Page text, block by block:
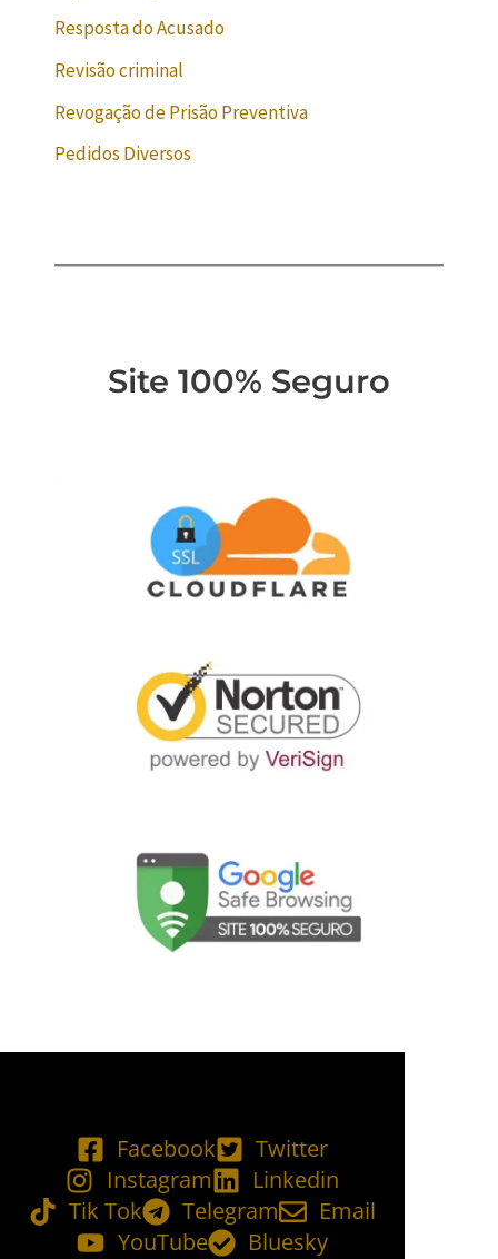
Resposta do Acusado
Revisão criminal
Revogação de Prisão Preventiva
Pedidos Diversos
Site 100% Seguro
Facebook
Twitter
Instagram
Linkedin
Tik Tok
Telegram
Email
YouTube
Bluesky